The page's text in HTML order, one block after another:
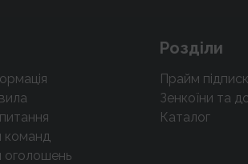
команд
оголошень
Розділи
Прайм
Зенкоїни та
Каталог